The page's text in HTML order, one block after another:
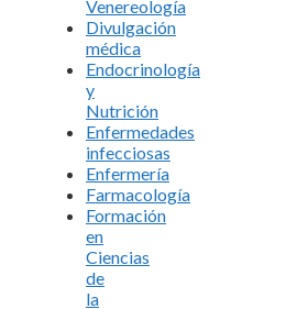
Venereología
Divulgación
médica
Endocrinología
y
Nutrición
Enfermedades
infecciosas
Enfermería
Farmacología
Formación
en
Ciencias
de
la